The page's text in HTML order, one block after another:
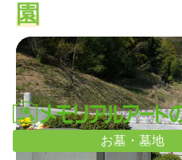
お墓・墓地
園